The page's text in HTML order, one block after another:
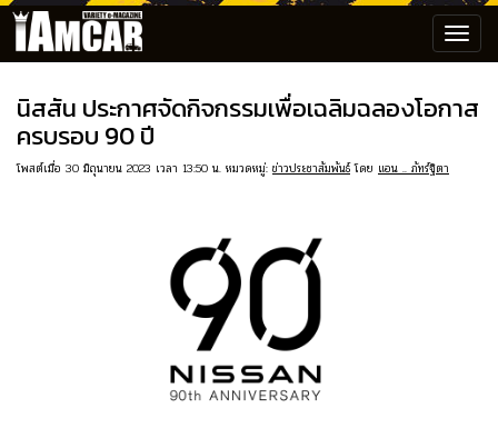
นิสสัน ประกาศจัดกิจกรรมเพื่อเฉลิมฉลองโอกาส
ครบรอบ 90 ปี
โพสต์เมื่อ 30 มิถุนายน 2023 เวลา 13:50 น. หมวดหมู่: ข่าวประชาสัมพันธ์โดย แอน .. ภัทร์ฐิตา